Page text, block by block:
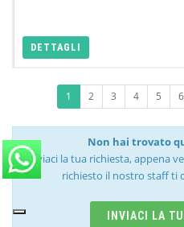
DETTAGLI
1 2 3 4 5 6
Non hai trovato
Inviaci la tua richiesta, appena
richiesto il nostro staff ti
INVIACI LA